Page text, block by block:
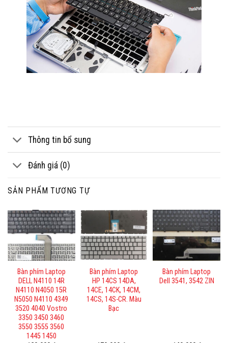
Thông tin bổ sung
Đánh giá (0)
SẢN PHẨM TƯƠNG TỰ
Bàn phím Laptop
DELL N4110 14R
N4110 N4050 15R
N5050 N4110 4349
3520 4040 Vostro
3350 3450 3460
3550 3555 3560
1445 1450
Bàn phím Laptop
HP 14CS 14DA,
14CE, 14CK, 14CM,
14CS, 14S-CR. Màu
Bạc
Bàn phím Laptop
Dell 3541, 3542 ZIN